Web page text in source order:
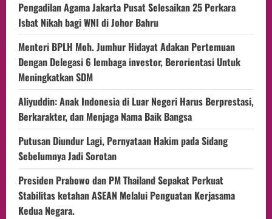
Pengadilan Agama Jakarta Pusat Selesaikan 25 Perkara
Isbat Nikah bagi WNI di Johor Bahru
Menteri BPLH Moh. Jumhur Hidayat Adakan Pertemuan
Dengan Delegasi 6 lembaga investor, Berorientasi Untuk
Meningkatkan SDM
Aliyuddin: Anak Indonesia di Luar Negeri Harus Berprestasi,
Berkarakter, dan Menjaga Nama Baik Bangsa
Putusan Diundur Lagi, Pernyataan Hakim pada Sidang
Sebelumnya Jadi Sorotan
Presiden Prabowo dan PM Thailand Sepakat Perkuat
Stabilitas ketahan ASEAN Melalui Penguatan Kerjasama
Kedua Negara.